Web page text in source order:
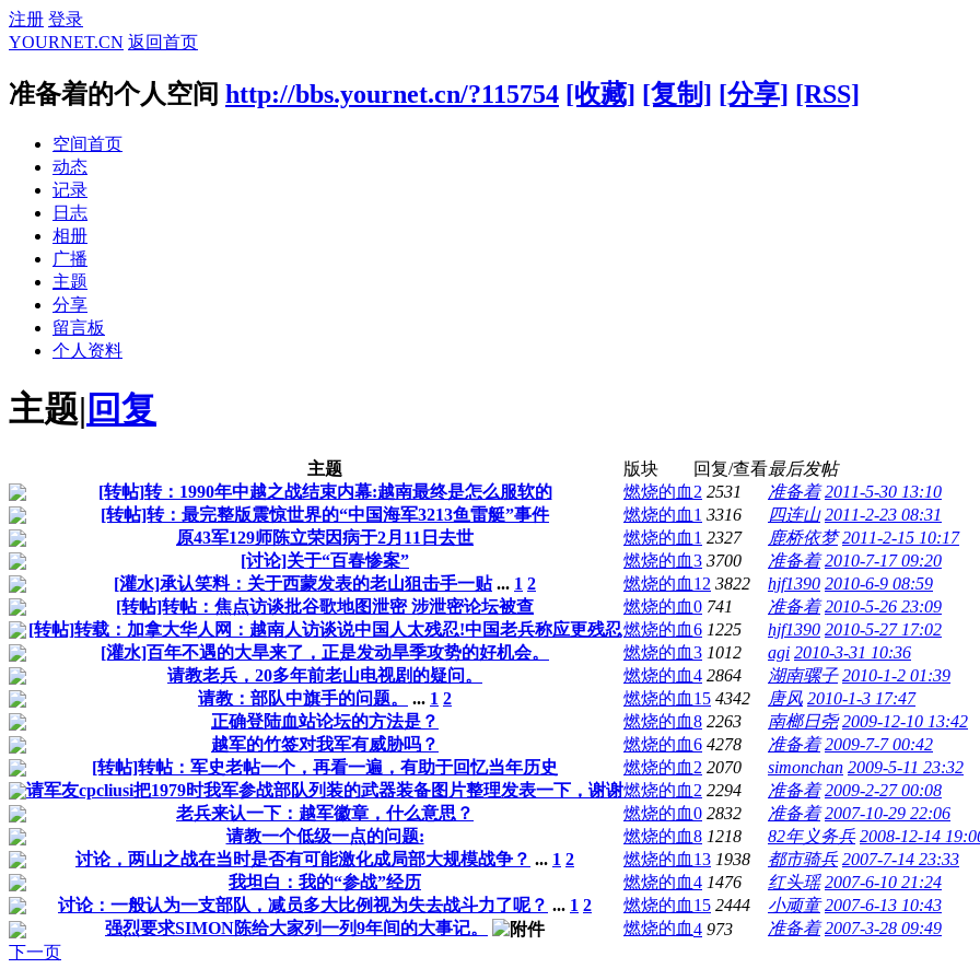
注册 登录
YOURNET.CN 返回首页
准备着的个人空间 http://bbs.yournet.cn/?115754 [收藏] [复制] [分享] [RSS]
空间首页
动态
记录
日志
相册
广播
主题
分享
留言板
个人资料
主题| 回复
主题 版块 回复/查看最后发帖
[转帖]转：1990年中越之战结束内幕:越南最终是怎么服软的
燃烧的血 2 2531 准备着 2011-5-30 13:10
[转帖]转：最完整版震惊世界的“中国海军3213鱼雷艇”事件
燃烧的血 1 3316 四连山 2011-2-23 08:31
原43军129师陈立荣因病于2月11日去世
燃烧的血 1 2327 鹿桥依梦 2011-2-15 10:17
[讨论]关于“百春惨案”
燃烧的血3 3700 准备着 2010-7-17 09:20
[灌水]承认笑料：关于西蒙发表的老山狙击手一贴 ... 1 2 燃烧的血 12 3822 hjf1390 2010-6-9 08:59
[转帖]转帖：焦点访谈批谷歌地图泄密 涉泄密论坛被查
燃烧的血0 741 准备着 2010-5-26 23:09
[转帖]转载：加拿大华人网：越南人访谈说中国人太残忍!中国老兵称应更残忍燃烧的血6 1225 hjf1390 2010-5-27 17:02
[灌水]百年不遇的大旱来了，正是发动旱季攻势的好机会。
燃烧的血3 1012 agi 2010-3-31 10:36
请教老兵，20多年前老山电视剧的疑问。
燃烧的血4 2864 湖南骡子 2010-1-2 01:39
请教：部队中旗手的问题。
... 1 2 燃烧的血 15 4342 唐风 2010-1-3 17:47
正确登陆血站论坛的方法是？
燃烧的血8 2263 南榔日尧 2009-12-10 13:42
越军的竹签对我军有威胁吗？
燃烧的血6 4278 准备着 2009-7-7 00:42
[转帖]转帖：军史老帖一个，再看一遍，有助于回忆当年历史
燃烧的血 2 2070 simonchan 2009-5-11 23:32
请军友cpcliusi把1979时我军参战部队列装的武器装备图片整理发表一下，谢谢燃烧的血 2 2294 准备着 2009-2-27 00:08
老兵来认一下：越军徽章，什么意思？
燃烧的血0 2832 准备着 2007-10-29 22:06
请教一个低级一点的问题:
燃烧的血8 1218 82年义务兵 2008-12-14
讨论，两山之战在当时是否有可能激化成局部大规模战争？ ... 1 2 燃烧的血 13 1938 都市骑兵 2007-7-14 23:33
我坦白：我的“参战”经历
燃烧的血4 1476 红头瑶 2007-6-10 21:24
讨论：一般认为一支部队，减员多大比例视为失去战斗力了呢？ ... 1 2 燃烧的血 15 2444 小顽童 2007-6-13 10:43
强烈要求SIMON陈给大家列一列9年间的大事记。
燃烧的血4 973 准备着 2007-3-28 09:49
下一页